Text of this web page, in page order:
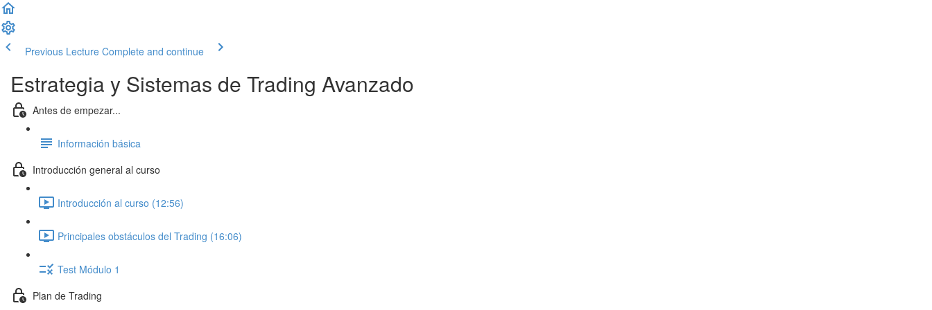
Previous Lecture Complete and continue
Estrategia y Sistemas de Trading Avanzado
Antes de empezar...
Información básica
Introducción general al curso
Introducción al curso (12:56)
Principales obstáculos del Trading (16:06)
Test Módulo 1
Plan de Trading